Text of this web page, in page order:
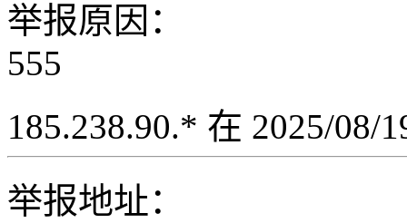
举报原因：
555
185.238.90.* 在 2025/08/
举报地址：